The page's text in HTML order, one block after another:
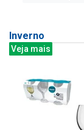
Inverno
Veja mais